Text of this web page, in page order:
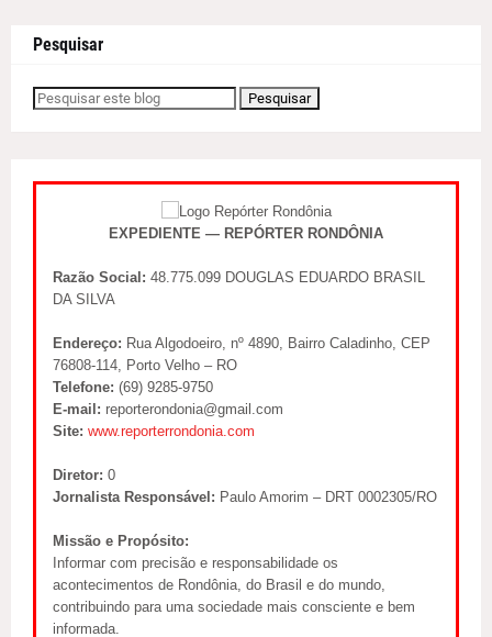
Pesquisar
EXPEDIENTE — REPÓRTER RONDÔNIA
Razão Social: 48.775.099 DOUGLAS EDUARDO BRASIL
DA SILVA
Endereço: Rua Algodoeiro, nº 4890, Bairro Caladinho, CEP
76808-114, Porto Velho – RO
Telefone: (69) 9285-9750
E-mail: reporterondonia@gmail.com
Site: www.reporterrondonia.com
Diretor: 0
Jornalista Responsável: Paulo Amorim – DRT 0002305/RO
Missão e Propósito:
Informar com precisão e responsabilidade os
acontecimentos de Rondônia, do Brasil e do mundo,
contribuindo para uma sociedade mais consciente e bem
informada.